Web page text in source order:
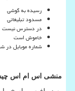
رسیده به گوشی
مسدود تبلیغاتی
در دسترس نیست
خاموش است
شماره موبایل در
منشی اس ام اس